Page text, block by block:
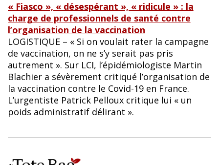
« Fiasco », « désespérant », « ridicule » : la
charge de professionnels de santé contre
l’organisation de la vaccination
LOGISTIQUE – « Si on voulait rater la campagne
de vaccination, on ne s’y serait pas pris
autrement ». Sur LCI, l’épidémiologiste Martin
Blachier a sévèrement critiqué l’organisation de
la vaccination contre le Covid-19 en France.
L’urgentiste Patrick Pelloux critique lui « un
poids administratif délirant ».